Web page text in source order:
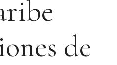
de